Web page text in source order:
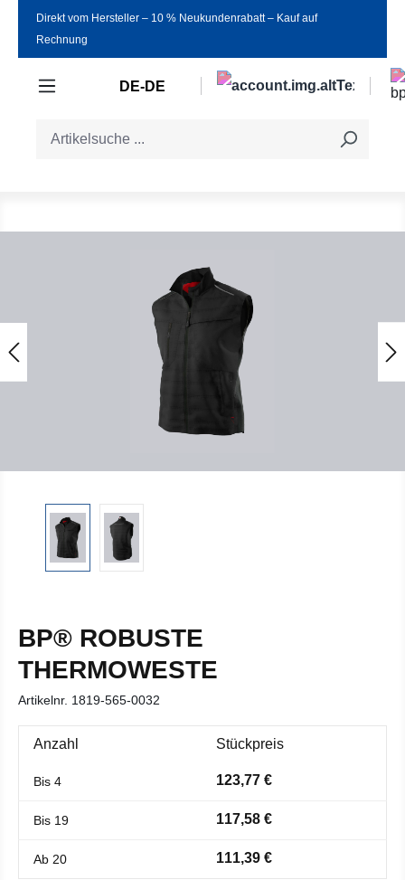
Zum Hauptinhalt springen
Direkt vom Hersteller ‒ 10 % Neukundenrabatt ‒ Kauf auf
Rechnung
DE-DE
BP® ROBUSTE
THERMOWESTE
Artikelnr. 1819-565-0032
Anzahl Stückpreis
Bis 4 123,77 €
Bis 19 117,58 €
Ab 20 111,39 €